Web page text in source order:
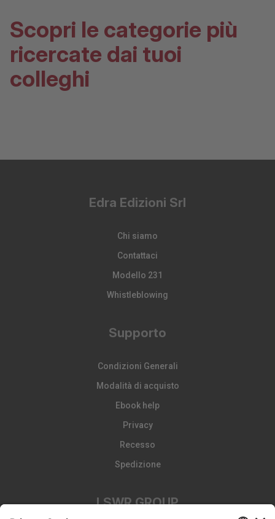
Scopri le categorie più
ricercate dai tuoi
colleghi
Edra Edizioni Srl
Chi siamo
Contattaci
Modello 231
Whistleblowing
Supporto
Condizioni Generali
Modalità di acquisto
Ebook help
Privacy
Recesso
Spedizione
LSWR GROUP